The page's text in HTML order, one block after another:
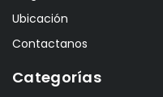
Ubicación
Contactanos
Categorías